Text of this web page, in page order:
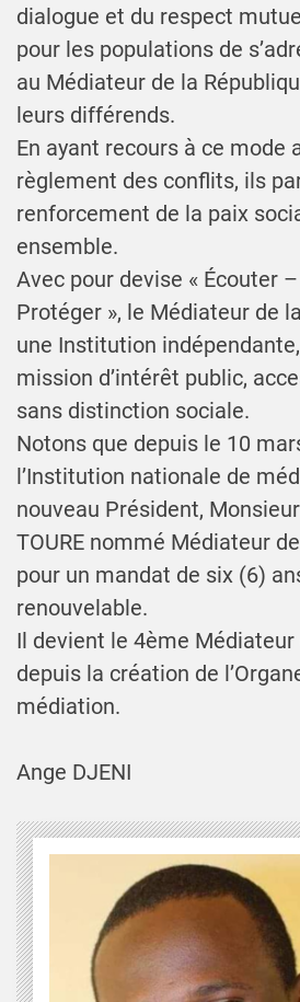
dialogue et du respect
pour les populations de
au Médiateur de la
leurs différends.
En ayant recours à ce mode
règlement des conflits, ils
renforcement de la paix
ensemble.
Avec pour devise « Écouter
Protéger », le Médiateur de
une Institution
mission d’intérêt public,
sans distinction sociale.
Notons que depuis le 10
l’Institution nationale de
nouveau Président,
TOURE nommé Médiateur
pour un mandat de six (6)
renouvelable.
Il devient le 4ème Médiateur
depuis la création de
médiation.
Ange DJENI